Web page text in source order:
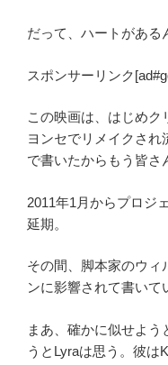
だって、ハートがある
スポンサーリンク
この映画は、はじめ
ヨンセでリメイクさ
で書いたからもう皆さ
2011年1月からプロジ
延期。
その間、脚本家のウィ
ンに影響されて書いて
まあ、確かに似せよ
うとLyraは思う。彼は